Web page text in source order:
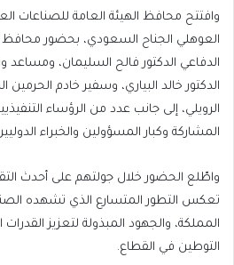
وافتتح محافظ الهيئة العامة للصناعات
العوهلي الجناح السعودي، بحضور محافظ
الدفاعي الدكتور فالح السليمان، ومساعد
الدكتور خالد البياري، وسفير خادم
الرويلي، إلى جانب عدد من الرؤساء
المشاركة وكبار المسؤولين والخبراء
واطّلع الحضور خلال جولتهم على أحدث
تعكس التطور المتسارع الذي تشهده
المملكة، والجهود المبذولة لتعزيز
التوطين في القطاع.